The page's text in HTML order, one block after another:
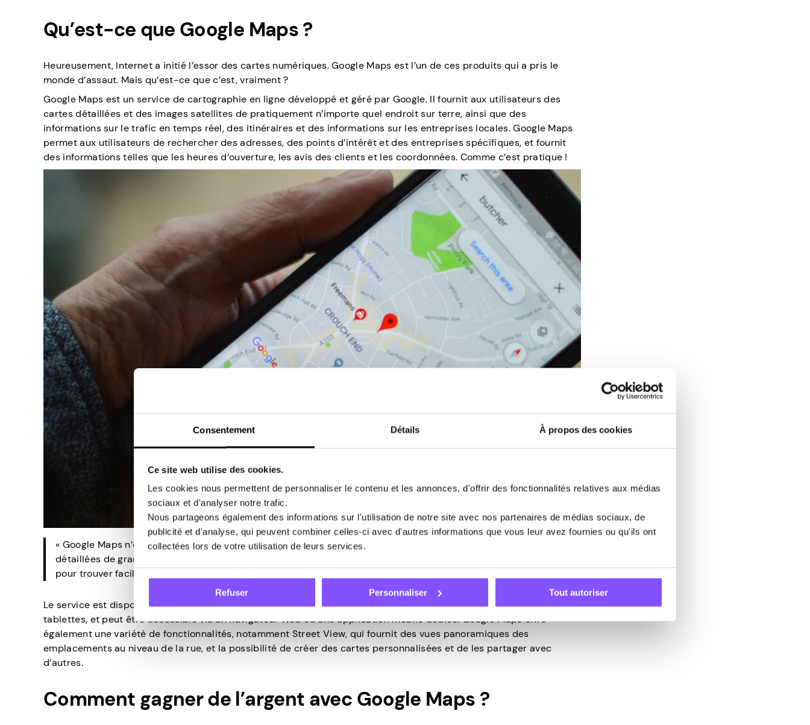
Consentement Détails À propos des cookies
Ce site web utilise des cookies.
Les cookies nous permettent de personnaliser le contenu et les annonces, d'offrir des fonctionnalités relatives aux médias
sociaux et d'analyser notre trafic.
Nous partageons également des informations sur l'utilisation de notre site avec nos partenaires de médias sociaux, de
publicité et d'analyse, qui peuvent combiner celles-ci avec d'autres informations que vous leur avez fournies ou qu'ils ont
collectées lors de votre utilisation de leurs services.
Refuser Personnaliser Tout autoriser
Qu’est-ce que Google Maps ?
Heureusement, Internet a initié l’essor des cartes numériques. Google Maps est l’un de ces produits qui a pris le
monde d’assaut. Mais qu’est-ce que c’est, vraiment ?
Google Maps est un service de cartographie en ligne développé et géré par Google. Il fournit aux utilisateurs des
cartes détaillées et des images satellites de pratiquement n’importe quel endroit sur terre, ainsi que des
informations sur le trafic en temps réel, des itinéraires et des informations sur les entreprises locales. Google Maps
permet aux utilisateurs de rechercher des adresses, des points d’intérêt et des entreprises spécifiques, et fournit
des informations telles que les heures d’ouverture, les avis des clients et les coordonnées. Comme c’est pratique !
« Google Maps n’est pas seulement destiné à la navigation en plein air. Il fournit également des cartes intérieures
détaillées de grands lieux tels que les centres commerciaux, les aéroports et les musées. Vous pouvez l’utiliser
pour trouver facilement des magasins ou des commodités spécifiques dans ces espaces complexes.
Le service est disponible sur une variété d’appareils, y compris les ordinateurs de bureau, les smartphones et les
tablettes, et peut être accessible via un navigateur Web ou une application mobile dédiée. Google Maps offre
également une variété de fonctionnalités, notamment Street View, qui fournit des vues panoramiques des
emplacements au niveau de la rue, et la possibilité de créer des cartes personnalisées et de les partager avec
d’autres.
Comment gagner de l’argent avec Google Maps ?